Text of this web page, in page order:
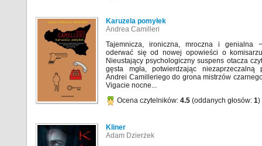
Karuzela pomyłek
Andrea Camilleri
Tajemnicza, ironiczna, mroczna i genialna
oderwać się od nowej opowieści o
Nieustający psychologiczny suspens otacza
gęsta mgła, potwierdzając niezaprzeczalną
Andrei Camilleriego do grona mistrzów
Vigacie nocne...
Ocena czytelników: 4.5 (oddanych głosów: 1)
Kliner
Adam Dzierżek